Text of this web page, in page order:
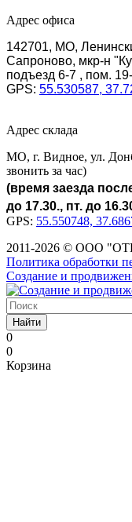
Адрес офиса
142701, МО,
Сапроново, мкр-н
подъезд 6-7 , пом.
GPS: 55.530587,
Адрес склада
МО, г. Видное, ул.
звонить за час)
(время заезда
до 17.30., пт. до
GPS: 55.550748,
2011-2026 © ООО
Политика обработки
Создание и
Найти
0
0
Корзина